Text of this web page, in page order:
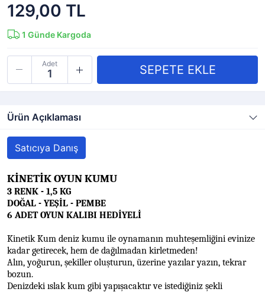
129,00 TL
1 Günde Kargoda
Adet
Ürün Açıklaması
Satıcıya Danış
KİNETİK OYUN KUMU
3 RENK - 1,5 KG
DOĞAL - YEŞİL - PEMBE
6 ADET OYUN KALIBI HEDİYELİ
Kinetik Kum deniz kumu ile oynamanın muhteşemliğini evinize
kadar getirecek, hem de dağılmadan kirletmeden!
Alın, yoğurun, şekiller oluşturun, üzerine yazılar yazın, tekrar
bozun.
Denizdeki ıslak kum gibi yapışacaktır ve istediğiniz şekli